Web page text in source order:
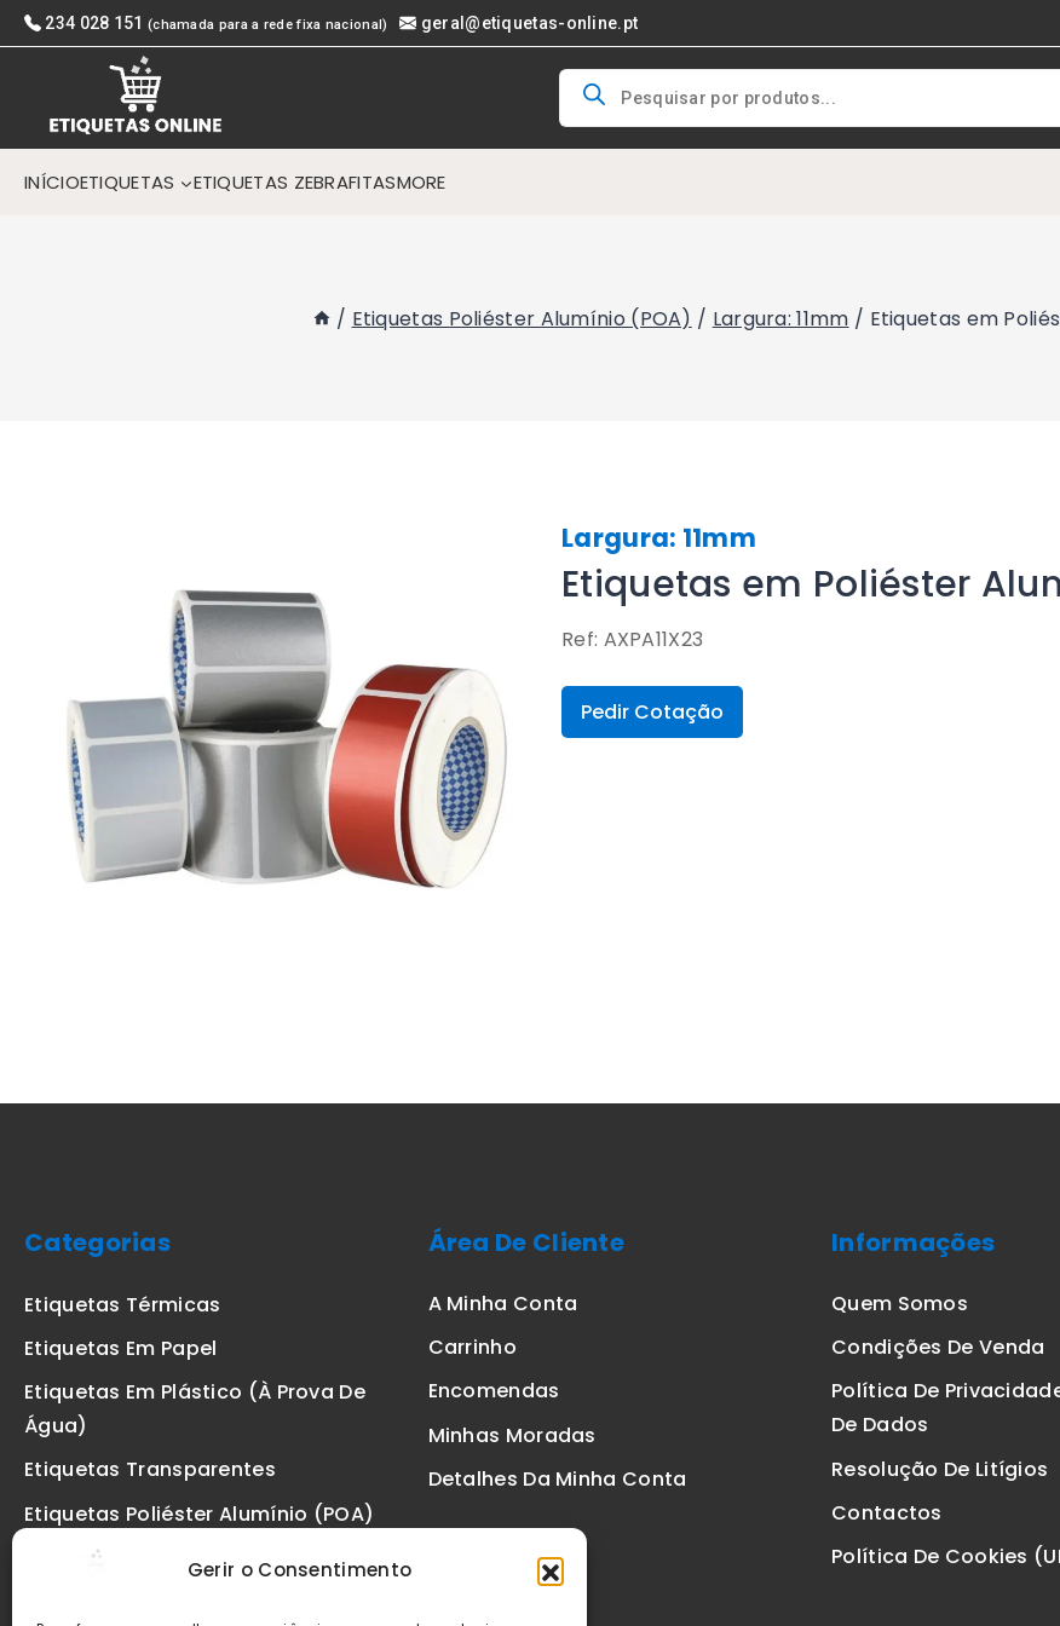
Gerir o Consentimento
Skip
to
234 028 151 (chamada para a rede fixa nacional) geral@etiquetas-online.pt
Products
search
INÍCIOETIQUETAS ETIQUETAS ZEBRAFITASMORE
/ Etiquetas Poliéster Alumínio (POA) / Largura: 11mm / Etiquetas em
Largura: 11mm
Etiquetas em Poliéster
Ref: AXPA11X23
Pedir Cotação
Categorias
Etiquetas Térmicas
Etiquetas Em Papel
Etiquetas Em Plástico (à Prova De
Água)
Etiquetas Transparentes
Etiquetas Poliéster Alumínio (POA)
Etiquetas De Segurança VOID
Área De Cliente
A Minha Conta
Carrinho
Encomendas
Minhas Moradas
Detalhes Da Minha Conta
Informações
Quem Somos
Condições De Venda
Política De
De Dados
Resolução De Litígios
Contactos
Política De Cookies